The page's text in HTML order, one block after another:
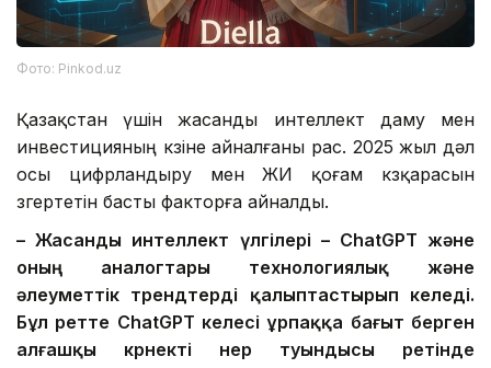
Фото: Pinkod.uz
Қазақстан үшін жасанды интеллект даму мен
инвестицияның көзіне айналғаны рас. 2025 жыл дәл
осы цифрландыру мен ЖИ қоғам көзқарасын
өзгертетін басты факторға айналды.
– Жасанды интеллект үлгілері – ChatGPT және
оның аналогтары технологиялық және
әлеуметтік трендтерді қалыптастырып келеді.
Бұл ретте ChatGPT келесі ұрпаққа бағыт берген
алғашқы көрнекті өнер туындысы ретінде